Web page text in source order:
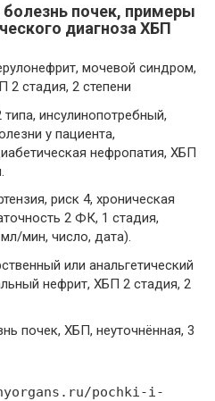
болезнь почек, примеры
диагноза ХБП
мочевой синдром,
2 стадия, 2 степени
инсулинопотребный,
у пациента,
нефропатия, ХБП
риск 4, хроническая
2 ФК, 1 стадия,
мин, число, дата).
или анальгетический
нефрит, ХБП 2 стадия, 2
почек, ХБП, неуточнённая, 3
pochki-i-